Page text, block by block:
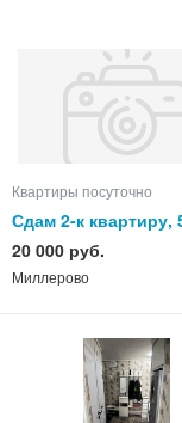
Квартиры посуточно
Сдам 2-к квартиру,
кв.м, этаж 3 из 5
20 000 руб.
Миллерово